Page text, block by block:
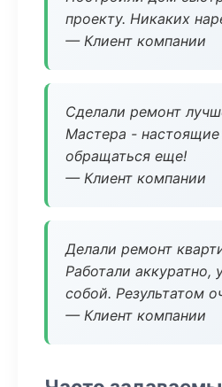
проекту. Никаких
— Клиент компании
Сделали ремонт
Мастера -
обращаться еще!
— Клиент компании
Делали ремонт
Работали аккуратно,
собой. Результатом
— Клиент компании